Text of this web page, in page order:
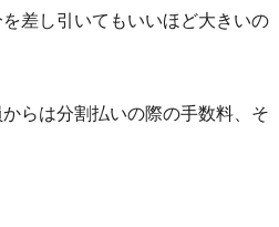
差し引いてもいいほど大きいの
らは分割払いの際の手数料、そ